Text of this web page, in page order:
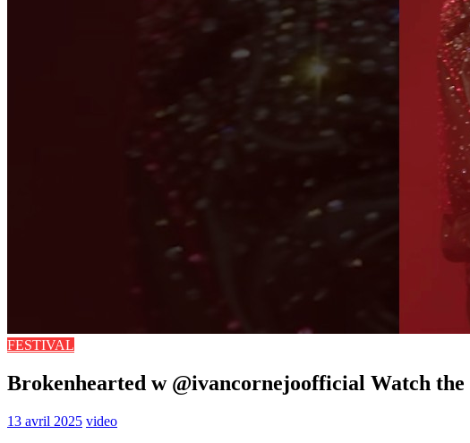
FESTIVAL
Brokenhearted w @ivancornejoofficial Watch
13 avril 2025 video